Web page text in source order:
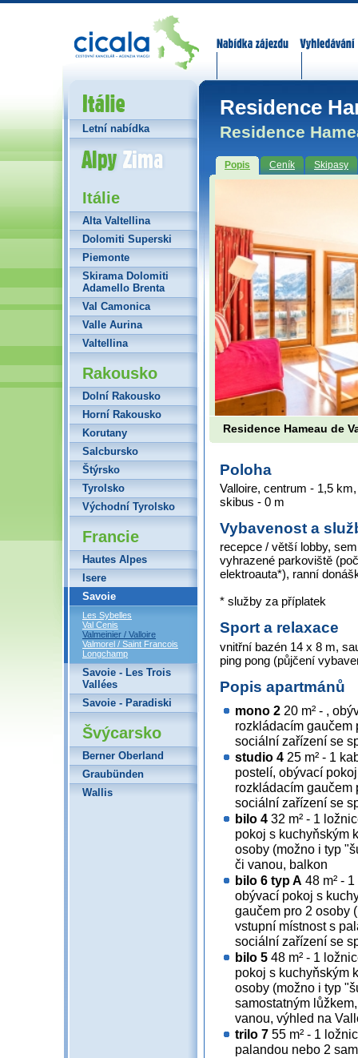
Residence
Residence
Popis Ceník Skipasy
Residence Hameau de
Poloha
Valloire, centrum - 1,5
skibus - 0 m
Vybavenost a
recepce / větší lobby,
vyhrazené parkoviště
elektroauta*), ranní
* služby za příplatek
Sport a relaxace
vnitřní bazén 14 x 8 m,
ping pong (půjčení
Popis apartmánů
mono 2 20 m² - ,
rozkládacím gaučem
sociální zařízení se
studio 4 25 m² - 1
postelí, obývací
rozkládacím gaučem
sociální zařízení se
bilo 4 32 m² - 1
pokoj s kuchyňským
osoby (možno i typ
či vanou, balkon
bilo 6 typ A 48 m² -
obývací pokoj s
gaučem pro 2 osoby
vstupní místnost s
sociální zařízení se
bilo 5 48 m² - 1
pokoj s kuchyňským
osoby (možno i typ
samostatným
vanou, výhled na
trilo 7 55 m² - 1
palandou nebo 2
Itálie
Letní nabídka
Alpy Zima
Itálie
Alta Valtellina
Dolomiti Superski
Piemonte
Skirama Dolomiti
Adamello Brenta
Val Camonica
Valle Aurina
Valtellina
Rakousko
Dolní Rakousko
Horní Rakousko
Korutany
Salcbursko
Štýrsko
Tyrolsko
Východní Tyrolsko
Francie
Hautes Alpes
Isere
Savoie
Les Sybelles
Val Cenis
Valmeinier / Valloire
Valmorel / Saint Francois
Longchamp
Savoie - Les Trois
Vallées
Savoie - Paradiski
Švýcarsko
Berner Oberland
Graubünden
Wallis